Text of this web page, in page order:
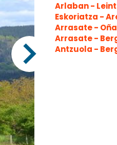
Arlaban -
Eskoriatza -
Arrasate -
Arrasate -
Antzuola -